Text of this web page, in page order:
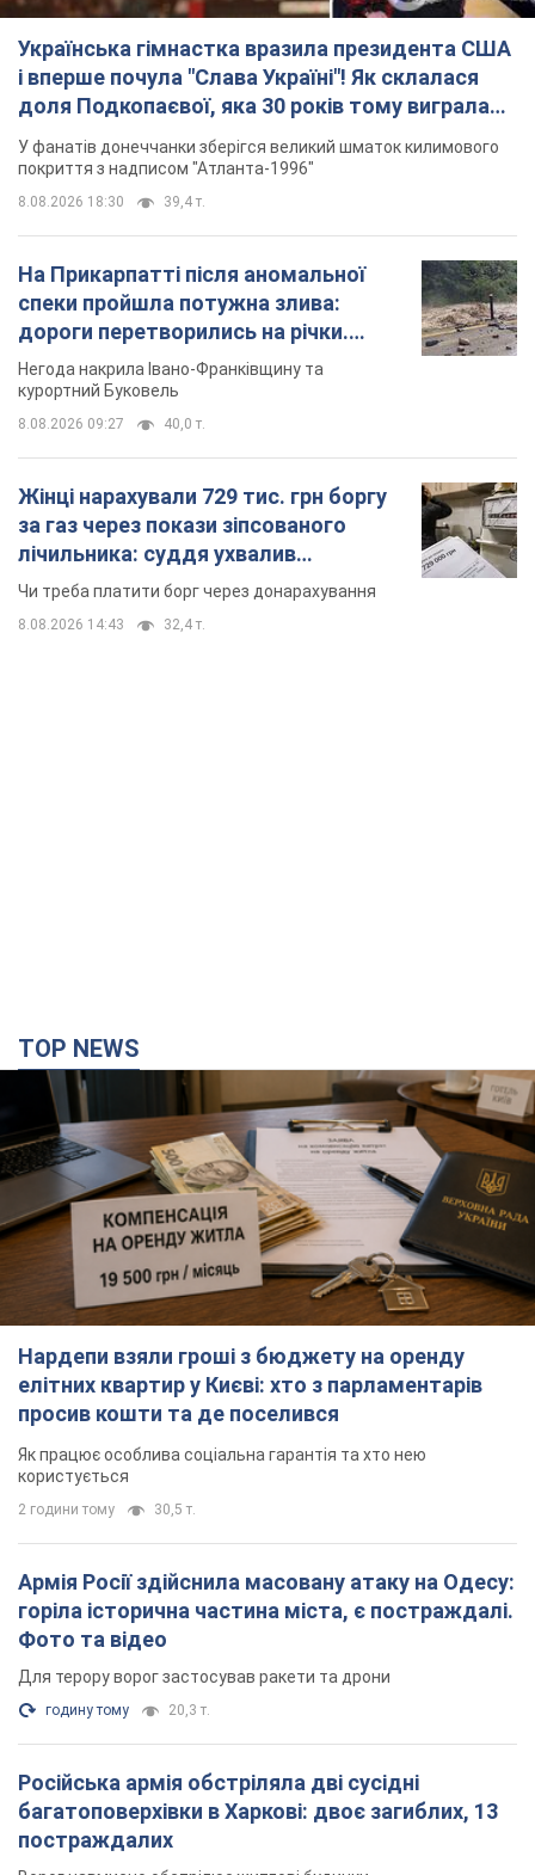
Українська гімнастка вразила президента США
і вперше почула "Слава Україні"! Як склалася
доля Подкопаєвої, яка 30 років тому виграла
"золото" Олімпіади
У фанатів донеччанки зберігся великий шматок килимового
покриття з надписом "Атланта-1996"
8.08.2026 18:30 39,4 т.
На Прикарпатті після аномальної
спеки пройшла потужна злива:
дороги перетворились на річки.
Відео
Негода накрила Івано-Франківщину та
курортний Буковель
8.08.2026 09:27 40,0 т.
Жінці нарахували 729 тис. грн боргу
за газ через покази зіпсованого
лічильника: суддя ухвалив
неочікуване рішення
Чи треба платити борг через донарахування
8.08.2026 14:43 32,4 т.
TOP NEWS
Нардепи взяли гроші з бюджету на оренду
елітних квартир у Києві: хто з парламентарів
просив кошти та де поселився
Як працює особлива соціальна гарантія та хто нею
користується
2 години тому 30,5 т.
Армія Росії здійснила масовану атаку на Одесу:
горіла історична частина міста, є постраждалі.
Фото та відео
Для терору ворог застосував ракети та дрони
годину тому 20,3 т.
Російська армія обстріляла дві сусідні
багатоповерхівки в Харкові: двоє загиблих, 13
постраждалих